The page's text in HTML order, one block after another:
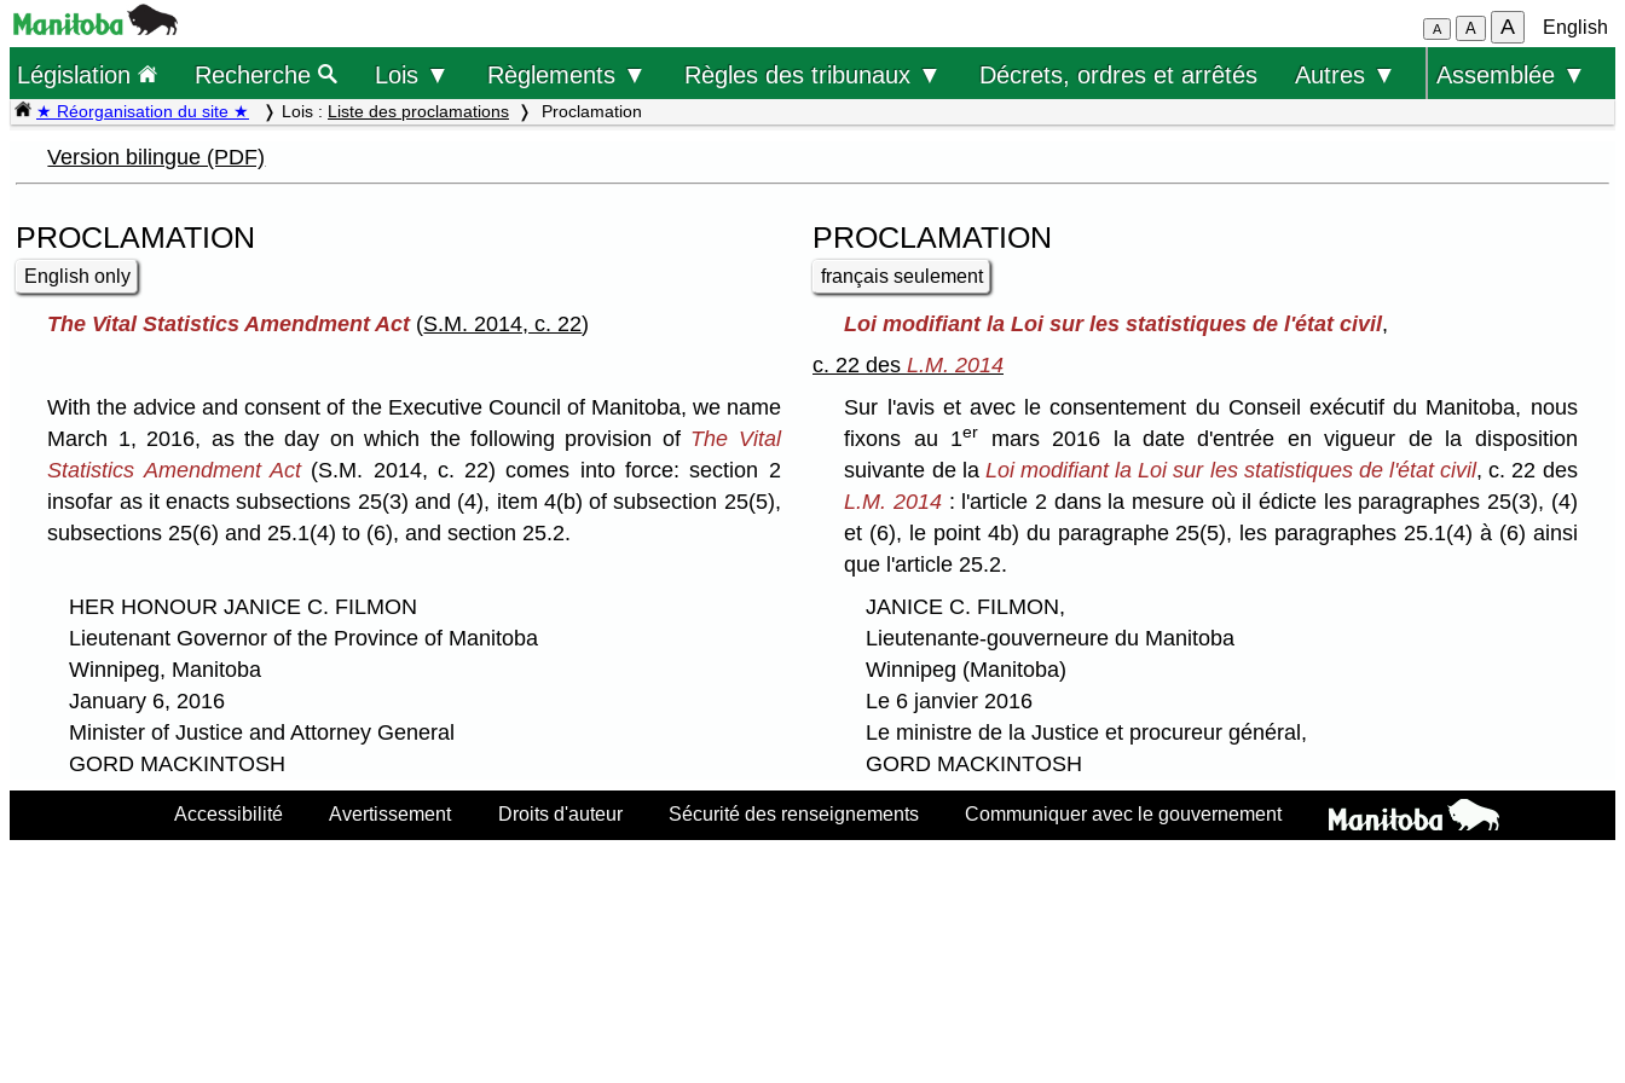
A A A English
Législation Recherche Lois ▼ Règlements ▼ Règles des tribunaux ▼ Décrets, ordres et arrêtés Autres ▼ Assemblée ▼
★ Réorganisation du site ★ Lois : Liste des proclamations Proclamation
Version bilingue (PDF)
PROCLAMATION
English only
PROCLAMATION
français seulement
The Vital Statistics Amendment Act(S.M. 2014, c. 22) Loi modifiant la Loi sur les statistiques de l'état civil,
c. 22 des L.M. 2014
With the advice and consent of the Executive Council of Manitoba, we name
March 1, 2016, as the day on which the following provision of The Vital
Statistics Amendment Act(S.M. 2014, c. 22) comes into force: section 2
insofar as it enacts subsections 25(3) and (4), item 4(b) of subsection 25(5),
subsections 25(6) and 25.1(4) to (6), and section 25.2.
Sur l'avis et avec le consentement du Conseil exécutif du Manitoba, nous
fixons au 1er
mars 2016 la date d'entrée en vigueur de la disposition
suivante de la Loi modifiant la Loi sur les statistiques de l'état civil, c. 22 des
L.M. 2014 : l'article 2 dans la mesure où il édicte les paragraphes 25(3), (4)
et (6), le point 4b) du paragraphe 25(5), les paragraphes 25.1(4) à (6) ainsi
que l'article 25.2.
HER HONOUR JANICE C. FILMON
Lieutenant Governor of the Province of Manitoba
Winnipeg, Manitoba
January 6, 2016
Minister of Justice and Attorney General
GORD MACKINTOSH
JANICE C. FILMON,
Lieutenante-gouverneure du Manitoba
Winnipeg (Manitoba)
Le 6 janvier 2016
Le ministre de la Justice et procureur général,
GORD MACKINTOSH
Accessibilité Avertissement Droits d'auteur Sécurité des renseignements Communiquer avec le gouvernement